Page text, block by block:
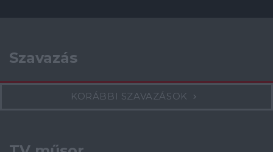
Szavazás
KORÁBBI SZAVAZÁSOK